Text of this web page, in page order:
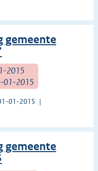
gemeente
2015
01-2015
01-2015
gemeente